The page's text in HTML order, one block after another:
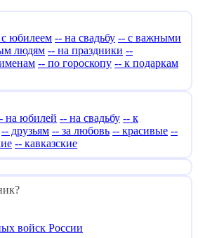
юбилеем -- на свадьбу -- с важными
людям -- на праздники --
-- по гороскопу -- к подаркам
на юбилей -- на свадьбу -- к
-- друзьям -- за любовь -- красивые --
-- кавказские
войск России